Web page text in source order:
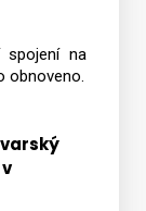
spojení na
obnoveno.